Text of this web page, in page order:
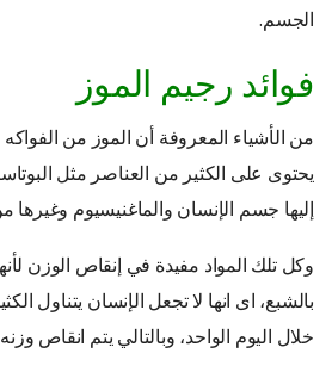
الجسم.
فوائد رجيم الموز
من الأشياء المعروفة أن الموز من الفواكه
يحتوى على الكثير من العناصر مثل
إليها جسم الإنسان والماغنيسيوم وغيرها
وكل تلك المواد مفيدة في إنقاص الوزن
بالشبع، اى انها لا تجعل الإنسان يتناول
خلال اليوم الواحد، وبالتالي يتم انقاص